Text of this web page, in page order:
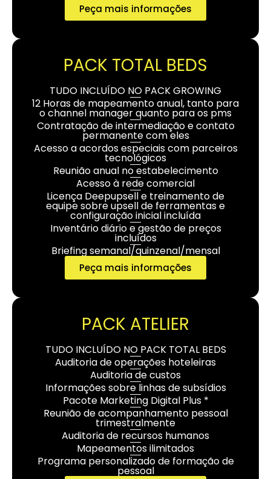
Peça mais informações
PACK TOTAL BEDS
TUDO INCLUÍDO NO PACK GROWING
12 Horas de mapeamento anual, tanto para
o channel manager quanto para os pms
Contratação de intermediação e contato
permanente com eles
Acesso a acordos especiais com parceiros
tecnológicos
Reunião anual no estabelecimento
Acesso à rede comercial
Licença Deepupsell e treinamento de
equipe sobre upsell de ferramentas e
configuração inicial incluída
Inventário diário e gestão de preços
incluídos
Briefing semanal/quinzenal/mensal
Peça mais informações
PACK ATELIER
TUDO INCLUÍDO NO PACK TOTAL BEDS
Auditoria de operações hoteleiras
Auditoria de custos
Informações sobre linhas de subsídios
Pacote Marketing Digital Plus *
Reunião de acompanhamento pessoal
trimestralmente
Auditoria de recursos humanos
Mapeamentos ilimitados
Programa personalizado de formação de
pessoal